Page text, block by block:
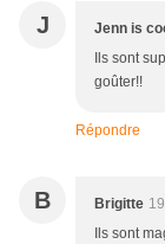
J Jenn is
Ils sont
goûter!!
Répondre
B Brigitte
Ils sont